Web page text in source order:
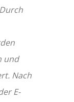
und
Nach
E-